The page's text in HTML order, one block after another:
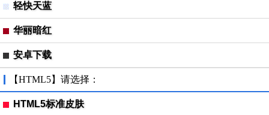
轻快天蓝
华丽暗红
安卓下载
【HTML5】请选择：
HTML5标准皮肤